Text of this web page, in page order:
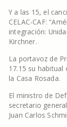
Y a las 15, el
CELAC-CAF:
integración:
Kirchner.
La portavoz de
17.15 su habitual
la Casa Rosada.
El ministro de
secretario
Juan Carlos